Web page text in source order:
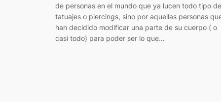
de personas en el mundo que ya lucen todo tipo de
tatuajes o piercings, sino por aquellas personas
han decidido modificar una parte de su cuerpo ( o
casi todo) para poder ser lo que…